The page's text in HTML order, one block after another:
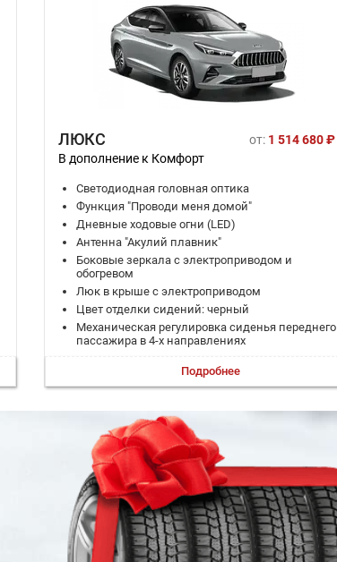
ЛЮКС от: 1 514 680 ₽
В дополнение к Комфорт
Светодиодная головная оптика
Функция "Проводи меня домой"
Дневные ходовые огни (LED)
Антенна "Акулий плавник"
Боковые зеркала с электроприводом и
обогревом
Люк в крыше с электроприводом
Цвет отделки сидений: черный
Механическая регулировка сиденья переднего
пассажира в 4-х направлениях
Боковые подушки безопасности передних
пассажиров
Боковые шторки безопасности
Система крепления детских кресел ISOFIX
7" цифровая приборная панель
Подробнее